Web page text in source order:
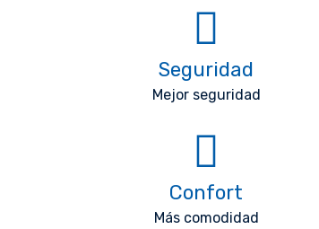
Seguridad
Mejor seguridad
Confort
Más comodidad